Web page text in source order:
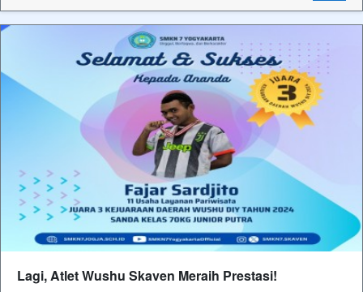
Lagi, Atlet Wushu Skaven Meraih Prestasi!